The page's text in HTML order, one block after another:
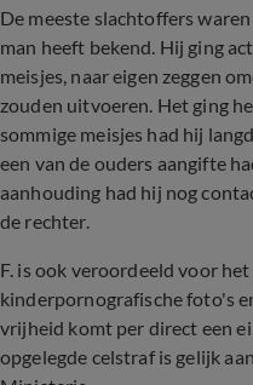
De meeste slachtoffers
man heeft bekend. Hij ging
meisjes, naar eigen zeggen
zouden uitvoeren. Het ging
sommige meisjes had hij
een van de ouders aangifte
aanhouding had hij nog
de rechter.
F. is ook veroordeeld voor
kinderpornografische foto's
vrijheid komt per direct een
opgelegde celstraf is gelijk